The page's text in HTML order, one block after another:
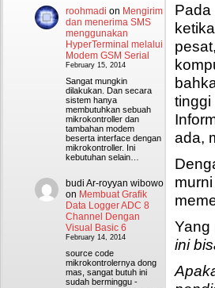
roohmadi on Mengirim
dan menerima SMS
menggunakan
HyperTerminal melalui
Modem GSM Serial
February 15, 2014
Sangat mungkin
dilakukan. Dan secara
sistem hanya
membutuhkan sebuah
mikrokontroller dan
tambahan modem
beserta interface dengan
mikrokontroller. Ini
kebutuhan selain…
budi Ar-royyan wibowo
on Membuat Grafik
Data Logger ADC 8
Channel Dengan
Visual Basic 6
February 14, 2014
source code
mikrokontrolernya dong
mas, sangat butuh ini
sudah berminggu -
Pada
tinggi
ada,
Yang
ini